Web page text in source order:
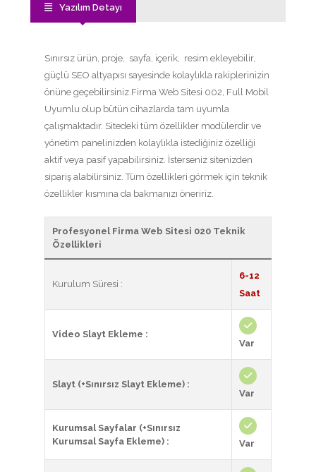
Yazılım Detayı
Sınırsız ürün, proje, sayfa, içerik, resim ekleyebilir,
güçlü SEO altyapısı sayesinde kolaylıkla rakiplerinizin
önüne geçebilirsiniz.Firma Web Sitesi 002, Full Mobil
Uyumlu olup bütün cihazlarda tam uyumla
çalışmaktadır. Sitedeki tüm özellikler modülerdir ve
yönetim panelinizden kolaylıkla istediğiniz özelliği
aktif veya pasif yapabilirsiniz. İsterseniz sitenizden
sipariş alabilirsiniz. Tüm özellikleri görmek için teknik
özellikler kısmına da bakmanızı öneririz.
Profesyonel Firma Web Sitesi 020 Teknik
Özellikleri
Kurulum Süresi :
6-12
Saat
Video Slayt Ekleme :
Var
Slayt (+Sınırsız Slayt Ekleme) :
Var
Kurumsal Sayfalar (+Sınırsız
Kurumsal Sayfa Ekleme) :
Var